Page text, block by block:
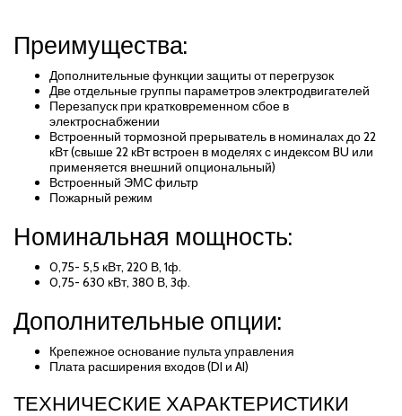
Преимущества:
Дополнительные функции защиты от перегрузок
Две отдельные группы параметров электродвигателей
Перезапуск при кратковременном сбое в
электроснабжении
Встроенный тормозной прерыватель в номиналах до 22
кВт (свыше 22 кВт встроен в моделях с индексом BU или
применяется внешний опциональный)
Встроенный ЭМС фильтр
Пожарный режим
Номинальная мощность:
0,75- 5,5 кВт, 220 В, 1ф.
0,75- 630 кВт, 380 В, 3ф.
Дополнительные опции:
Крепежное основание пульта управления
Плата расширения входов (DI и AI)
ТЕХНИЧЕСКИЕ ХАРАКТЕРИСТИКИ